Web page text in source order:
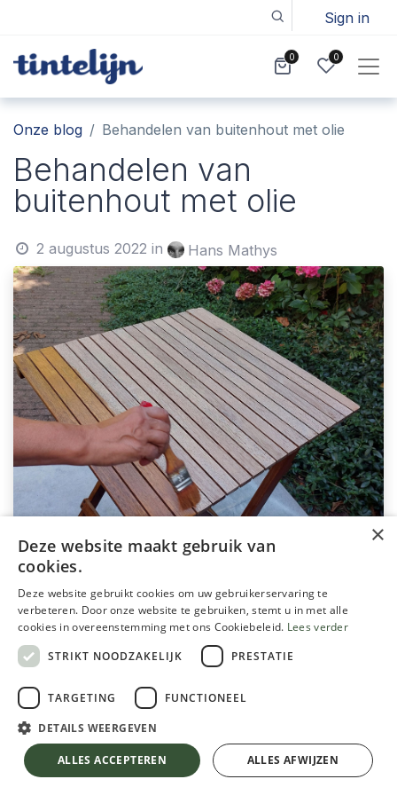
Sign in
0 0
Onze blog Behandelen van buitenhout met olie
Behandelen van
buitenhout met olie
2 augustus 2022 in Hans Mathys
Update sept 2025
Laat je houten tuinmeubels stralen!
Een mooie tuintafel of een set teakmeubels
brengt meteen gezelligheid in je tuin. Jammer
genoeg worden ze vaak niet onderhouden,
×
Deze website maakt gebruik van
cookies.
Deze website gebruikt cookies om uw gebruikerservaring te
verbeteren. Door onze website te gebruiken, stemt u in met alle
cookies in overeenstemming met ons Cookiebeleid. Lees verder
STRIKT NOODZAKELIJK
PRESTATIE
TARGETING FUNCTIONEEL
DETAILS WEERGEVEN
ALLES ACCEPTEREN ALLES AFWIJZEN